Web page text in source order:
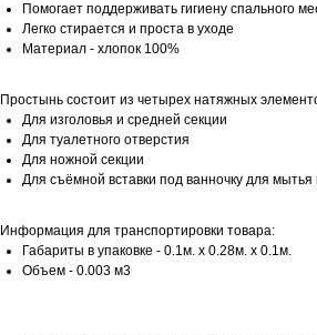
Помогает поддерживать гигиену спального
Легко стирается и проста в уходе
Материал - хлопок 100%
Простынь состоит из четырех натяжных
Для изголовья и средней секции
Для туалетного отверстия
Для ножной секции
Для съёмной вставки под ванночку для мытья
Информация для транспортировки товара:
Габариты в упаковке - 0.1м. x 0.28м. x 0.1м.
Объем - 0.003 м3